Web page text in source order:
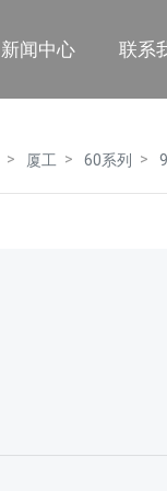
新闻中心 联系
厦工 60系列